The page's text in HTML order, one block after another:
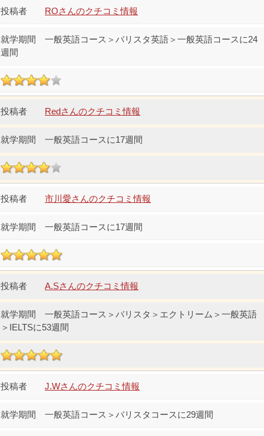
ROさんのクチコミ情報
一般英語コース＞バリスタ英語＞一般英語コースに24
週間
Redさんのクチコミ情報
一般英語コースに17週間
市川愛さんのクチコミ情報
一般英語コースに17週間
A.Sさんのクチコミ情報
一般英語コース＞バリスタ＞エクトリーム＞一般英語
＞IELTSに53週間
J.Wさんのクチコミ情報
一般英語コース＞バリスタコースに29週間